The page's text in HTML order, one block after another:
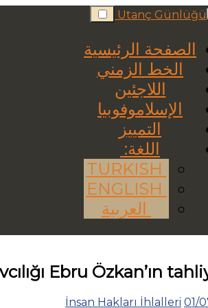
Skip
to
الصفحة الرئيسية
الخط الزمني
اللاجئين
الإسلاموفوبيا
التمييز
اللغة:
العربية
Ebru Özkan’ın
01/
İnsan Hakları İhlalleri